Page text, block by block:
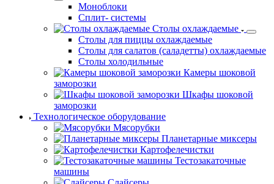
Моноблоки
Сплит- системы
Столы охлаждаемые
Столы для пиццы охлаждаемые
Столы для салатов (саладетты) охлаждаемые
Столы холодильные
Камеры шоковой
заморозки
Шкафы шоковой
заморозки
Технологическое оборудование
Мясорубки
Планетарные миксеры
Картофелечистки
Тестозакаточные
машины